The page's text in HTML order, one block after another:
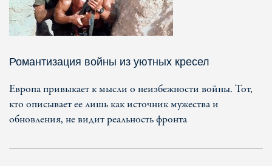
Романтизация войны из уютных кресел
Европа привыкает к мысли о неизбежности войны. Тот,
кто описывает ее лишь как источник мужества и
обновления, не видит реальность фронта